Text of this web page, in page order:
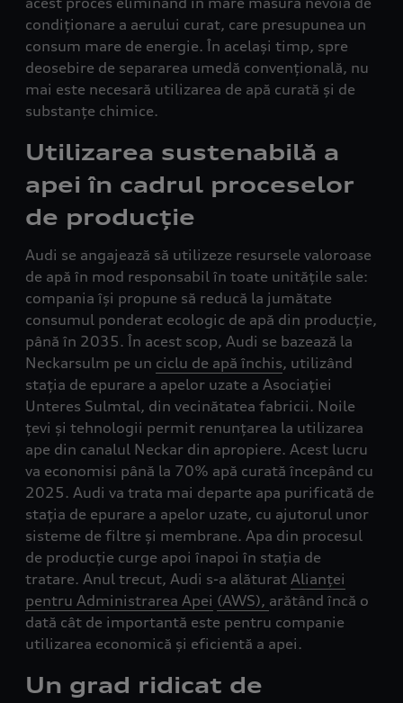
condiționare a aerului curat, care presupunea un
consum mare de energie. În același timp, spre
deosebire de separarea umedă convențională, nu
mai este necesară utilizarea de apă curată și de
substanțe chimice.
Utilizarea sustenabilă a
apei în cadrul proceselor
de producție
Audi se angajează să utilizeze resursele valoroase
de apă în mod responsabil în toate unitățile sale:
compania își propune să reducă la jumătate
consumul ponderat ecologic de apă din producție,
până în 2035. În acest scop, Audi se bazează la
Neckarsulm pe un ciclu de apă închis, utilizând
stația de epurare a apelor uzate a Asociației
Unteres Sulmtal, din vecinătatea fabricii. Noile
țevi și tehnologii permit renunțarea la utilizarea
ape din canalul Neckar din apropiere. Acest lucru
va economisi până la 70% apă curată începând cu
2025. Audi va trata mai departe apa purificată de
stația de epurare a apelor uzate, cu ajutorul unor
sisteme de filtre și membrane. Apa din procesul
de producție curge apoi înapoi în stația de
tratare. Anul trecut, Audi s-a alăturat Alianței
pentru Administrarea Apei (AWS), arătând încă o
dată cât de importantă este pentru companie
utilizarea economică și eficientă a apei.
Un grad ridicat de